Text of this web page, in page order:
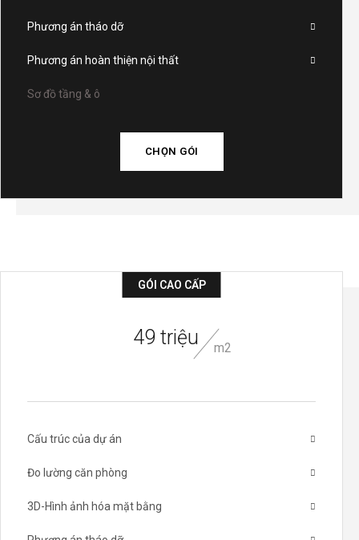
Phương án tháo dỡ
Phương án hoàn thiện nội thất
Sơ đồ tầng & ô
CHỌN GÓI
GÓI CAO CẤP
49 triệu m2
Cấu trúc của dự án
Đo lường căn phòng
3D-Hình ảnh hóa mặt bằng